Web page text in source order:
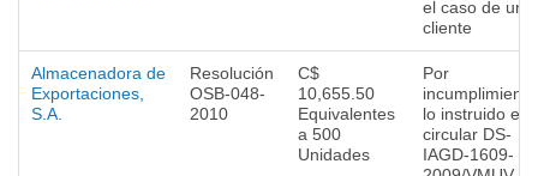
el caso de un
cliente
Almacenadora de
Exportaciones,
S.A.
Resolución
OSB-048-
2010
C$
10,655.50
Equivalentes
a 500
Unidades
Por
lo instruido en
circular DS-
IAGD-1609-